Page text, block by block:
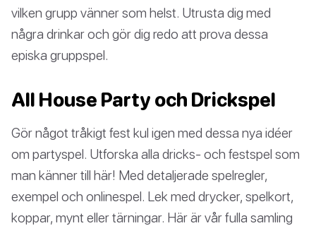
vilken grupp vänner som helst. Utrusta dig med
några drinkar och gör dig redo att prova dessa
episka gruppspel.
All House Party och Drickspel
Gör något tråkigt fest kul igen med dessa nya idéer
om partyspel. Utforska alla dricks- och festspel som
man känner till här! Med detaljerade spelregler,
exempel och onlinespel. Lek med drycker, spelkort,
koppar, mynt eller tärningar. Här är vår fulla samling